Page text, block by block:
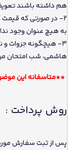
هم داشته باشند
2- در صورتی که
به هیچ عنوان وجود
3- هیچگونه جزوات و
هاشمی، شب امتحان
**متاسفانه این
روش پرداخت :
پس از ثبت سفارش